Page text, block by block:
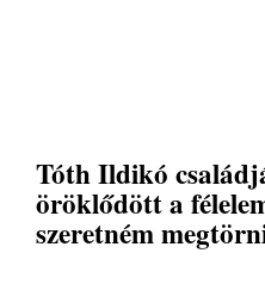
Tóth Ildikó
öröklődött a
szeretném